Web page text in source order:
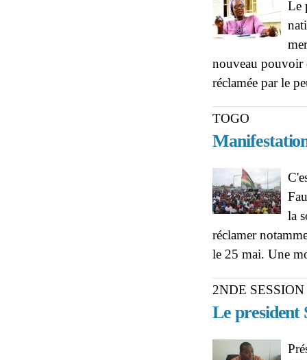
Le
nouveau pouvoir
réclamée par le
TOGO
la
réclamer
le 25 mai. Une
2NDE
Le president